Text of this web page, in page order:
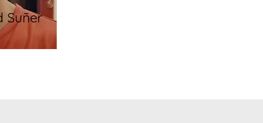
Suñer